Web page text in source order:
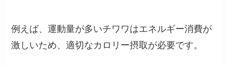
例えば、運動量が多いチワワはエネルギー消費が
激しいため、適切なカロリー摂取が必要です。